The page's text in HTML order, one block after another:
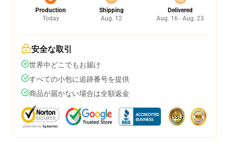
Production
Today
Shipping
Aug. 12
Delivered
Aug. 16 - Aug. 23
安全な取引
世界中どこでもお届け
すべての小包に追跡番号を提供
商品が届かない場合は全額返金